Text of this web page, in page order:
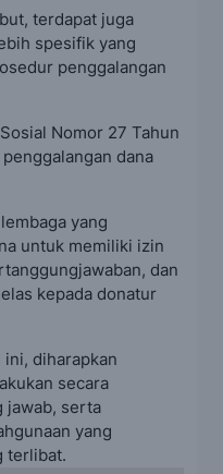
terdapat juga
spesifik yang
penggalangan
Nomor 27 Tahun
dana
yang
untuk memiliki izin
dan
kepada donatur
ini, diharapkan
secara
jawab, serta
yang
terlibat.